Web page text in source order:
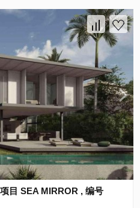
目 SEA MIRROR , 编号